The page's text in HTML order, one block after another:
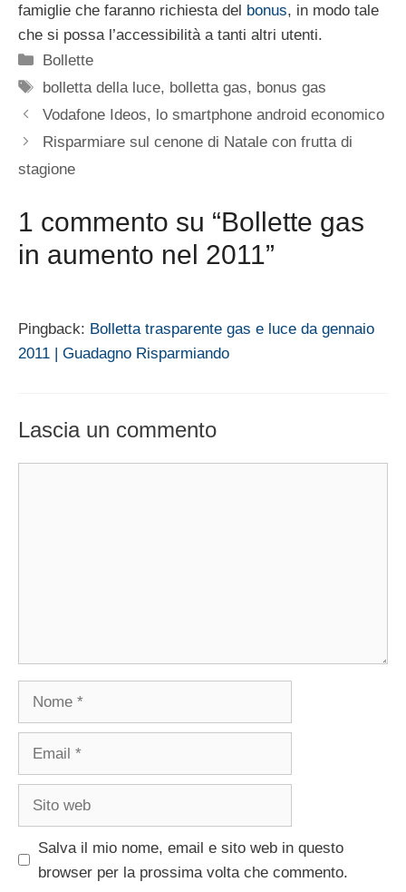
famiglie che faranno richiesta del bonus, in modo tale
che si possa l’accessibilità a tanti altri utenti.
Categorie
Bollette
Tag
bolletta della luce, bolletta gas, bonus gas
Vodafone Ideos, lo smartphone android economico
Risparmiare sul cenone di Natale con frutta di
stagione
1 commento su “Bollette gas
in aumento nel 2011”
Pingback: Bolletta trasparente gas e luce da gennaio
2011 | Guadagno Risparmiando
Lascia un commento
Salva il mio nome, email e sito web in questo
browser per la prossima volta che commento.